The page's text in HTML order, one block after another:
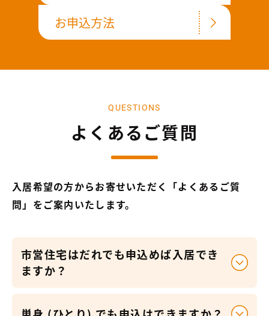
お申込方法
QUESTIONS
よくあるご質問
入居希望の方からお寄せいただく「よくあるご質
問」をご案内いたします。
市営住宅はだれでも申込めば入居でき
ますか？